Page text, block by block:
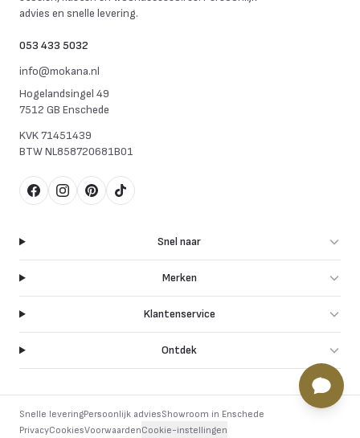
advies en snelle levering.
053 433 5032
info@mokana.nl
Hogelandsingel 49
7512 GB Enschede
KVK71451439
BTWNL858720681B01
FacebookInstagram
Pinterest
TikTok
Snel naar
Merken
Klantenservice
Ontdek
Snelle leveringPersoonlijk adviesShowroom in Enschede
PrivacyCookiesVoorwaardenCookie-instellingen